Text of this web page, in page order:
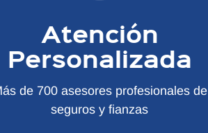
Atención
Personalizada
de 700 asesores profesionales de
seguros y fianzas